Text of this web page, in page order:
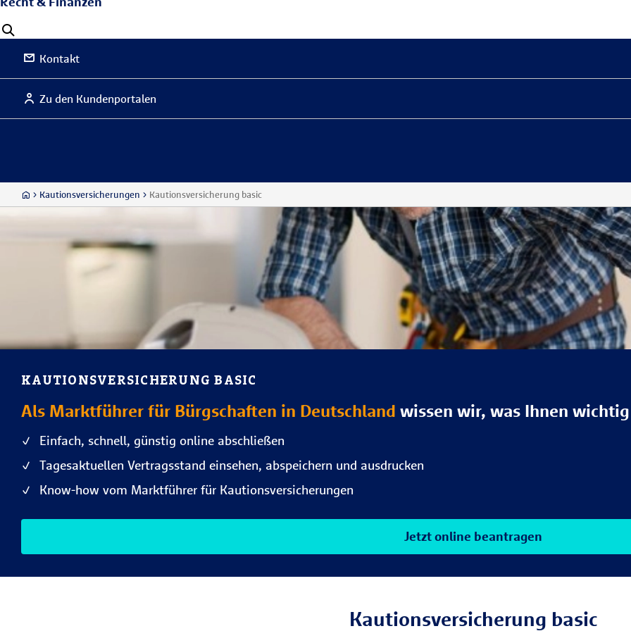
Kontakt
Zu den Kundenportalen
Kautionsversicherungen Kautionsversicherung basic
KAUTIONSVERSICHERUNG BASIC
Als Marktführer für Bürgschaften in Deutschland wissen wir, was Ihnen
Einfach, schnell, günstig online abschließen
Tagesaktuellen Vertragsstand einsehen, abspeichern und ausdrucken
Know-how vom Marktführer für Kautionsversicherungen
Jetzt online beantragen
Kautionsversicherung basic